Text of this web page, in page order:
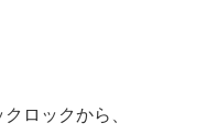
ロックから、